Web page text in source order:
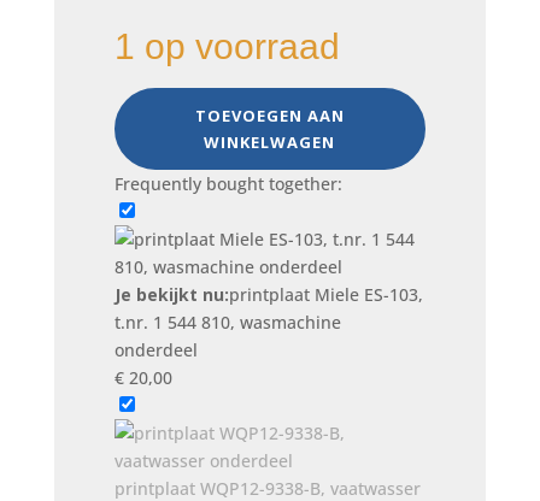
1 op voorraad
printplaat
Miele
ES-
103,
t.nr.
1
544
810,
wasmachine
onderdeel
TOEVOEGEN AAN
WINKELWAGEN
Frequently bought together:
Je bekijkt nu:printplaat Miele ES-103,
t.nr. 1 544 810, wasmachine
onderdeel
€20,00
printplaat WQP12-9338-B, vaatwasser